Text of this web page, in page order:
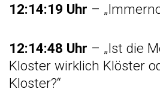
12:14:19 Uhr –
12:14:48 Uhr – „Ist die
Kloster wirklich Klöster
Kloster?“